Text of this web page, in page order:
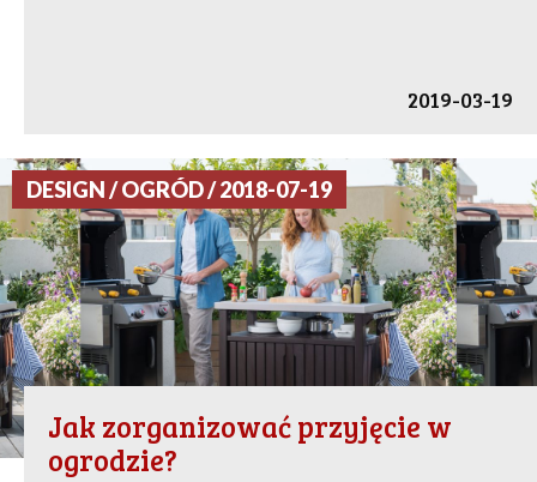
2019-03-19
DESIGN / OGRÓD / 2018-07-19
Jak zorganizować przyjęcie w
ogrodzie?